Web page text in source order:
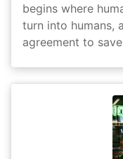
begins where
turn into humans,
agreement to